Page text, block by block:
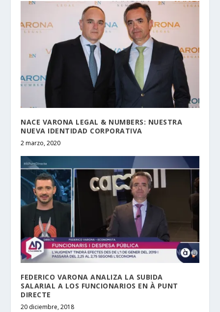
NACE VARONA LEGAL & NUMBERS: NUESTRA
NUEVA IDENTIDAD CORPORATIVA
2 marzo, 2020
FEDERICO VARONA ANALIZA LA SUBIDA
SALARIAL A LOS FUNCIONARIOS EN À PUNT
DIRECTE
20 diciembre, 2018